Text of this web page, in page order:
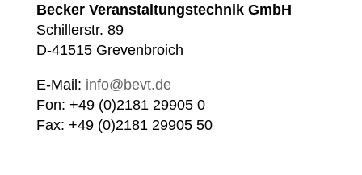
Becker Veranstaltungstechnik GmbH
Schillerstr. 89
D-41515 Grevenbroich
E-Mail: info@bevt.de
Fon: +49 (0)2181 29905 0
Fax: +49 (0)2181 29905 50